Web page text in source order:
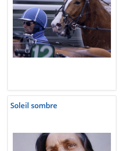
Soleil sombre